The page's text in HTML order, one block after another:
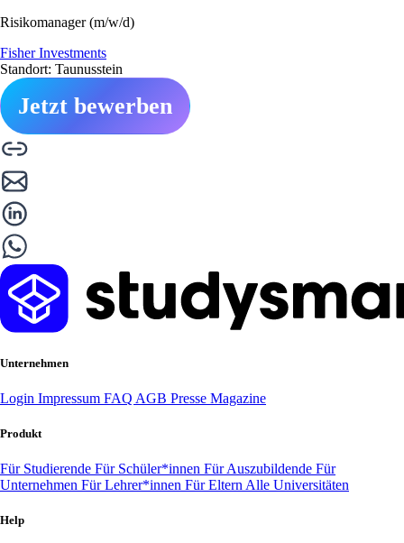
Risikomanager (m/w/d)
Fisher Investments
Standort: Taunusstein
Jetzt bewerben
Unternehmen
Login Impressum FAQ AGB Presse Magazine
Produkt
Für Studierende Für Schüler*innen Für Auszubildende Für
Unternehmen Für Lehrer*innen Für Eltern Alle Universitäten
Help